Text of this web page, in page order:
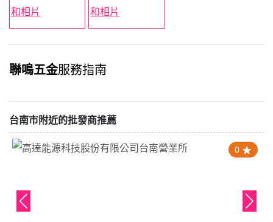
聯鳴五金服務指南
台南市附近的批發商推薦
0